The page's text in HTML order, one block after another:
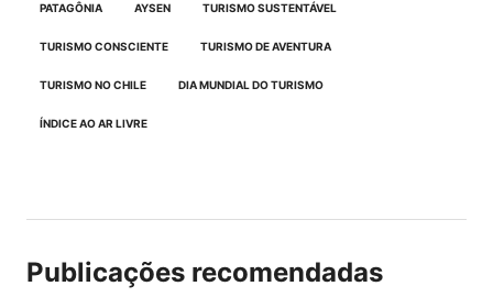
PATAGÔNIA AYSEN TURISMO SUSTENTÁVEL
TURISMO CONSCIENTE TURISMO DE AVENTURA
TURISMO NO CHILE DIA MUNDIAL DO TURISMO
ÍNDICE AO AR LIVRE
Publicações recomendadas